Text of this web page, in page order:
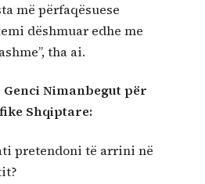
më përfaqësuese
dëshmuar edhe me
tha ai.
Nimanbegut për
Shqiptare:
pretendoni të arrini në